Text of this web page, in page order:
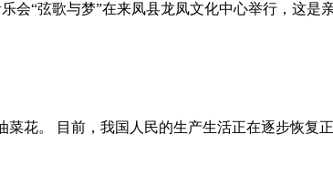
会“弦歌与梦”在来凤县龙凤文化中心举行，这
菜花。 目前，我国人民的生产生活正在逐步恢